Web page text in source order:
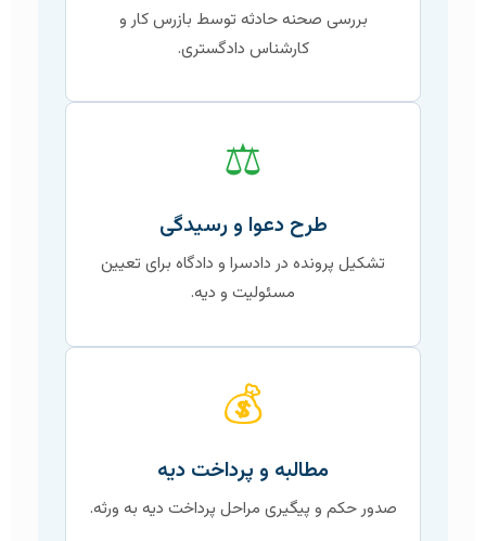
بررسی صحنه حادثه توسط بازرس کار و
کارشناس دادگستری.
⚖️
طرح دعوا و رسیدگی
تشکیل پرونده در دادسرا و دادگاه برای تعیین
مسئولیت و دیه.
💰
مطالبه و پرداخت دیه
صدور حکم و پیگیری مراحل پرداخت دیه به ورثه.